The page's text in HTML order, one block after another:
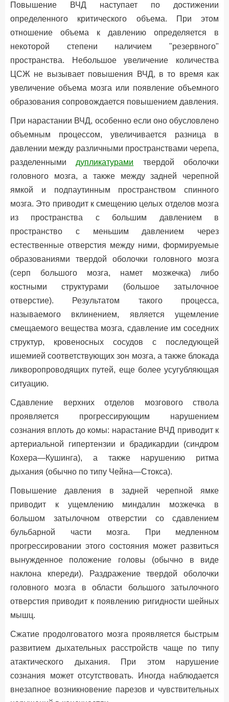
Повышение ВЧД наступает по достижении
определенного критического объема. При этом
отношение объема к давлению определяется в
некоторой степени наличием "резервного"
пространства. Небольшое увеличение количества
ЦСЖ не вызывает повышения ВЧД, в то время как
увеличение объема мозга или появление объемного
образования сопровождается повышением давления.
При нарастании ВЧД, особенно если оно обусловлено
объемным процессом, увеличивается разница в
давлении между различными пространствами черепа,
разделенными дупликатурами твердой оболочки
головного мозга, а также между задней черепной
ямкой и подпаутинным пространством спинного
мозга. Это приводит к смещению целых отделов мозга
из пространства с большим давлением в
пространство с меньшим давлением через
естественные отверстия между ними, формируемые
образованиями твердой оболочки головного мозга
(серп большого мозга, намет мозжечка) либо
костными структурами (большое затылочное
отверстие). Результатом такого процесса,
называемого вклинением, является ущемление
смещаемого вещества мозга, сдавление им соседних
структур, кровеносных сосудов с последующей
ишемией соответствующих зон мозга, а также блокада
ликворопроводящих путей, еще более усугубляющая
ситуацию.
Сдавление верхних отделов мозгового ствола
проявляется прогрессирующим нарушением
сознания вплоть до комы: нарастание ВЧД приводит к
артериальной гипертензии и брадикардии (синдром
Кохера—Кушинга), а также нарушению ритма
дыхания (обычно по типу Чейна—Стокса).
Повышение давления в задней черепной ямке
приводит к ущемлению миндалин мозжечка в
большом затылочном отверстии со сдавлением
бульбарной части мозга. При медленном
прогрессировании этого состояния может развиться
вынужденное положение головы (обычно в виде
наклона кпереди). Раздражение твердой оболочки
головного мозга в области большого затылочного
отверстия приводит к появлению ригидности шейных
мышц.
Сжатие продолговатого мозга проявляется быстрым
развитием дыхательных расстройств чаще по типу
атактического дыхания. При этом нарушение
сознания может отсутствовать. Иногда наблюдается
внезапное возникновение парезов и чувствительных